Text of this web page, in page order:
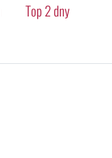
Top 2 dny